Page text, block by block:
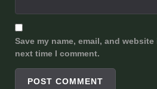
Save my name, email, and
next time I comment.